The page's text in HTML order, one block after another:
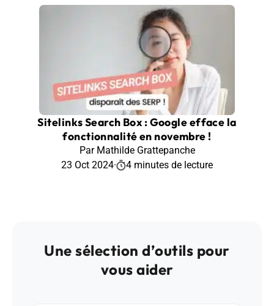
Sitelinks Search Box : Google efface la
fonctionnalité en novembre !
Par Mathilde Grattepanche
23 Oct 2024· 4 minutes de lecture
Une sélection d’outils pour
vous aider